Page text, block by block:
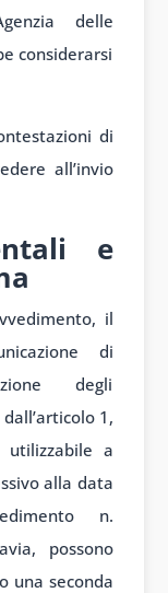
delle
considerarsi
di
all’invio
e
il
di
degli
1,
utilizzabile a
alla data
n.
possono
una seconda